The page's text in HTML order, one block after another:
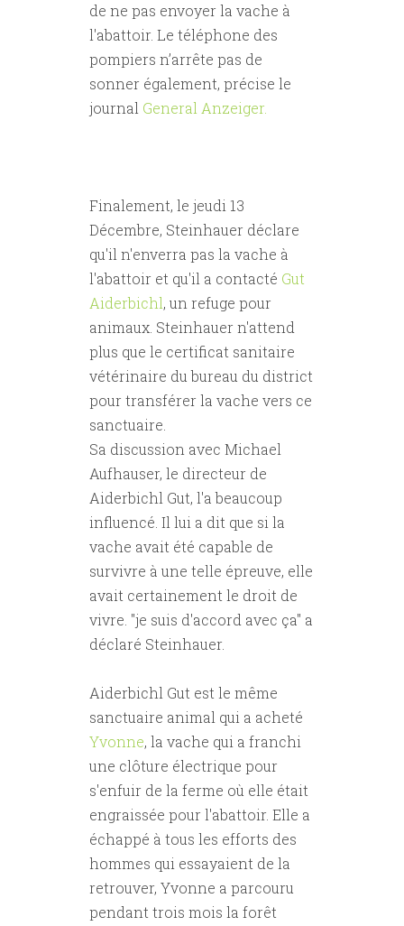
de ne pas envoyer la vache à
l'abattoir. Le téléphone des
pompiers n’arrête pas de
sonner également, précise le
journal General Anzeiger.
Finalement, le jeudi 13
Décembre, Steinhauer déclare
qu'il n'enverra pas la vache à
l'abattoir et qu'il a contacté Gut
Aiderbichl, un refuge pour
animaux. Steinhauer n'attend
plus que le certificat sanitaire
vétérinaire du bureau du district
pour transférer la vache vers ce
sanctuaire.
Sa discussion avec Michael
Aufhauser, le directeur de
Aiderbichl Gut, l'a beaucoup
influencé. Il lui a dit que si la
vache avait été capable de
survivre à une telle épreuve, elle
avait certainement le droit de
vivre. "je suis d'accord avec ça" a
déclaré Steinhauer.
Aiderbichl Gut est le même
sanctuaire animal qui a acheté
Yvonne, la vache qui a franchi
une clôture électrique pour
s'enfuir de la ferme où elle était
engraissée pour l'abattoir. Elle a
échappé à tous les efforts des
hommes qui essayaient de la
retrouver, Yvonne a parcouru
pendant trois mois la forêt